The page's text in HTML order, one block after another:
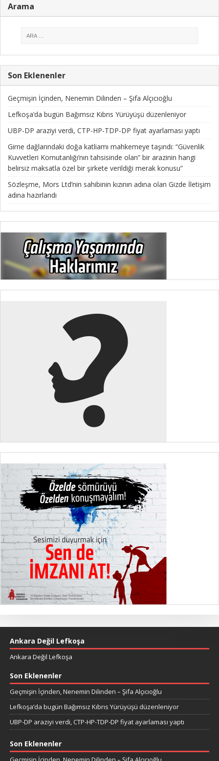
Arama
Son Eklenenler
Geçmişin İçinden, Nenemin Dilinden – Şifa Alçıcıoğlu
Lefkoşa’da bugün Bağımsız Kıbrıs Yürüyüşü düzenleniyor
UBP-DP araziyi verdi, CTP-HP-TDP-DP fiyat ayarlaması yaptı
Girne dağlarındaki doğa katliamı mahkemeye taşındı: “Güvenlik
Kuvvetleri Komutanlığı’nın tahsisinde olan” bir arazinin hangi
belirsiz maksatla özel bir şirkete verildiği merak konusu”
Sözleşme, Mors Ltd’nin sahibinin kızının adına olan Gizde İletişim
adına hazırlandı
Ankara Değil Lefkoşa
Ankara Değil Lefkoşa
Son Eklenenler
Geçmişin İçinden, Nenemin Dilinden – Şifa Alçıcıoğlu
Lefkoşa’da bugün Bağımsız Kıbrıs Yürüyüşü düzenleniyor
UBP-DP araziyi verdi, CTP-HP-TDP-DP fiyat ayarlaması yaptı
Son Eklenenler